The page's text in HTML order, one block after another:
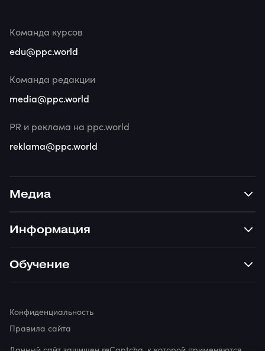
Медиа
Информация
Обучение
Команда курсов
edu@ppc.world
Команда редакции
media@ppc.world
PR и реклама на ppc.world
reklama@ppc.world
Конфиденциальность
Правила сайта